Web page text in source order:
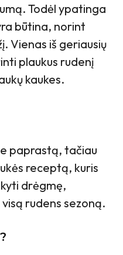
Todėl ypatinga
būtina, norint
Vienas iš geriausių
plaukus rudenį
kaukes.
paprastą, tačiau
receptą, kuris
drėgmę,
rudens sezoną.